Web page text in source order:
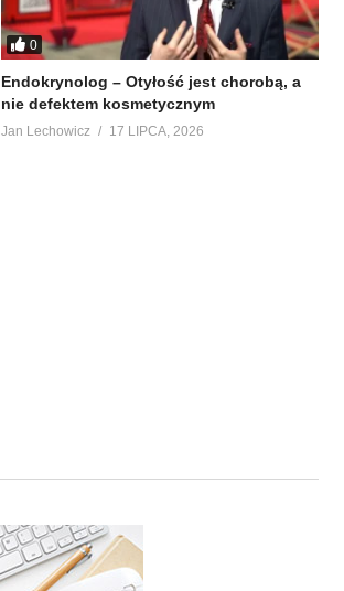
0
Endokrynolog – Otyłość jest chorobą, a
nie defektem kosmetycznym
Jan Lechowicz 17 LIPCA, 2026